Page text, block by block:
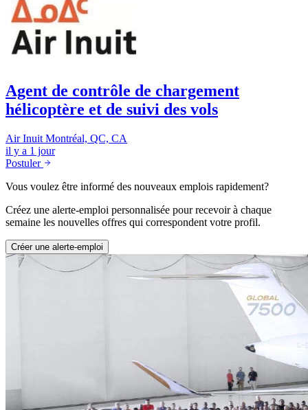
Agent de contrôle de chargement
hélicoptère et de suivi des vols
Air Inuit Montréal, QC, CA
il y a 1 jour
Postuler
Vous voulez être informé des nouveaux emplois rapidement?
Créez une alerte-emploi personnalisée pour recevoir à chaque
semaine les nouvelles offres qui correspondent votre profil.
Créer une alerte-emploi